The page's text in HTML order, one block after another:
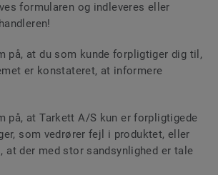
formularen og indleveres eller
på, at du som kunde forpligtiger dig til,
er konstateret, at informere
på, at Tarkett A/S kun er forpligtigede
som vedrører fejl i produktet, eller
at der med stor sandsynlighed er tale